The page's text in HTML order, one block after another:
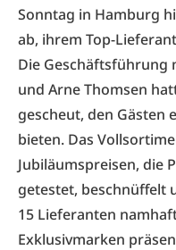
Sonntag in Hamburg
ab, ihrem Top-
Die Geschäftsführung
und Arne Thomsen
gescheut, den Gästen
bieten. Das
Jubiläumspreisen, die
getestet, beschnüffelt
15 Lieferanten
Exklusivmarken